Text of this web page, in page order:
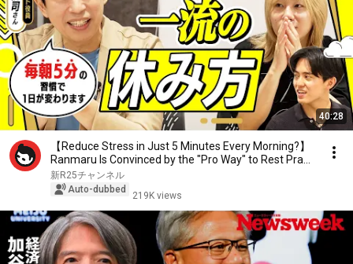
40:28
【Reduce Stress in Just 5 Minutes Every Morning?】
Ranmaru Is Convinced by the "Pro Way" to Rest Pra...
新R25チャンネル
Auto-dubbed
219K views